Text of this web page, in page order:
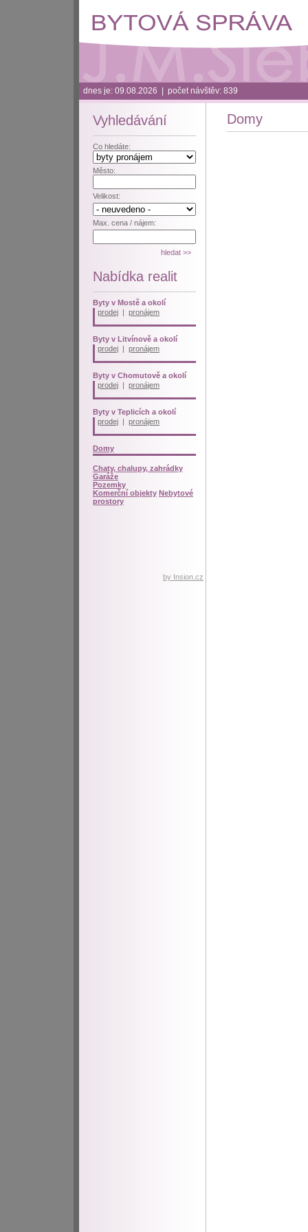
dnes je: 09.08.2026 | počet návštěv: 839
Vyhledávání
Co hledáte:
Město:
Velikost:
Max. cena / nájem:
Nabídka realit
Byty v Mostě a okolí
prodej | pronájem
Byty v Litvínově a okolí
prodej | pronájem
Byty v Chomutově a okolí
prodej | pronájem
Byty v Teplicích a okolí
prodej | pronájem
Domy
Chaty, chalupy, zahrádky
Garáže
Pozemky
Komerční objekty Nebytové
prostory
by Insion.cz
Domy